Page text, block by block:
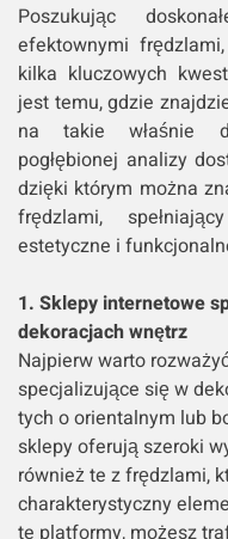
Poszukując
efektownymi
kilka kluczowych
jest temu, gdzie
na takie właśnie
pogłębionej analizy
dzięki którym można
frędzlami,
estetyczne i
1. Sklepy internetowe
dekoracjach wnętrz
Najpierw warto
specjalizujące się w
tych o orientalnym lub
sklepy oferują szeroki
również te z frędzlami,
charakterystyczny
te platformy, możesz